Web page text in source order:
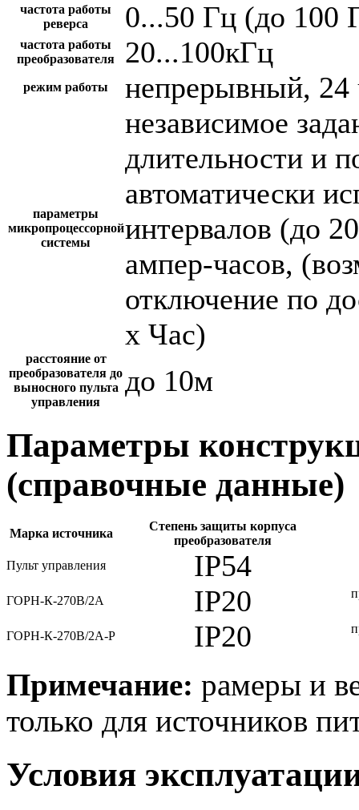
частота работы
реверса
0...50 Гц (до 100
частота работы
преобразователя
20...100кГц
режим работы непрерывный, 24
параметры
микропроцессорной
системы
независимое
длительности и
автоматически
интервалов (до
ампер-часов,
отключение по
х Час)
расстояние от
преобразователя до
выносного пульта
управления
до 10м
Параметры
(справочные данные)
Марка источника
Степень защиты корпуса
преобразователя
Пульт управления
IP54
ГОРН-К-270В/2А IP20
ГОРН-К-270В/2А-Р IP20
Примечание: рамеры и
только для источников
Условия